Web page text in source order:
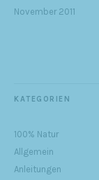
November 2011
KATEGORIEN
100% Natur
Allgemein
Anleitungen